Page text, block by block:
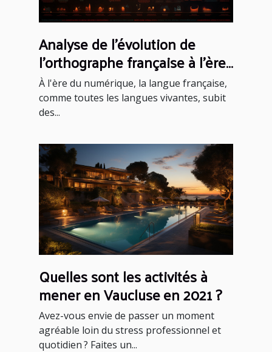
Analyse de l'évolution de
l'orthographe française à l'ère
du numérique
À l'ère du numérique, la langue française,
comme toutes les langues vivantes, subit
des...
Quelles sont les activités à
mener en Vaucluse en 2021 ?
Avez-vous envie de passer un moment
agréable loin du stress professionnel et
quotidien ? Faites un...